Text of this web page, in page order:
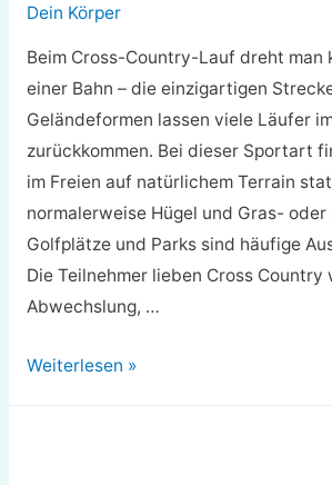
Dein Körper
Beim Cross-Country-Lauf dreht man
einer Bahn – die einzigartigen
Geländeformen lassen viele Läufer
zurückkommen. Bei dieser Sportart
im Freien auf natürlichem Terrain
normalerweise Hügel und Gras-
Golfplätze und Parks sind häufige
Die Teilnehmer lieben Cross Country
Abwechslung, …
Seien
Weiterlesen »